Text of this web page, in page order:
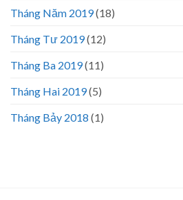
Tháng Năm 2019(18)
Tháng Tư 2019(12)
Tháng Ba 2019(11)
Tháng Hai 2019(5)
Tháng Bảy 2018 (1)